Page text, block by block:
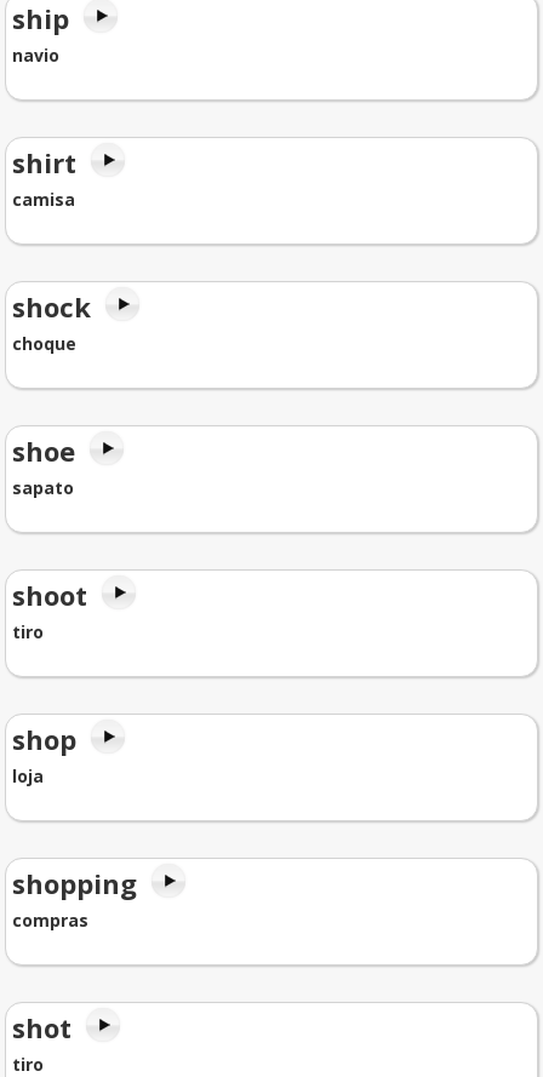
ship
navio
shirt
camisa
shock
choque
shoe
sapato
shoot
tiro
shop
loja
shopping
compras
shot
tiro